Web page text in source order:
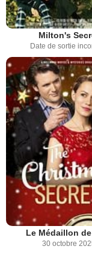
Milton's
Date de sortie
Le Médaillon
30 octobre